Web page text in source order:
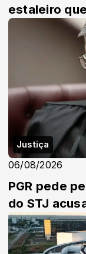
estaleiro
Justiça
06/08/2026
PGR pede
do STJ